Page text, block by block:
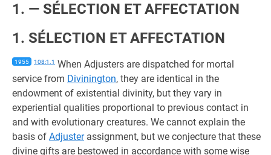
1. — SÉLECTION ET AFFECTATION
1. SÉLECTION ET AFFECTATION
1955 108:1.1 When Adjusters are dispatched for mortal
service from Divinington, they are identical in the
endowment of existential divinity, but they vary in
experiential qualities proportional to previous contact in
and with evolutionary creatures. We cannot explain the
basis of Adjusterassignment, but we conjecture that these
divine gifts are bestowed in accordance with some wise